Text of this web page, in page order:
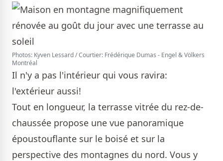
Photos: Kyven Lessard / Courtier: Frédérique Dumas - Engel & Völkers
Montréal
Il n'y a pas l'intérieur qui vous ravira:
l'extérieur aussi!
Tout en longueur, la terrasse vitrée du rez-de-
chaussée propose une vue panoramique
époustouflante sur le boisé et sur la
perspective des montagnes du nord. Vous y